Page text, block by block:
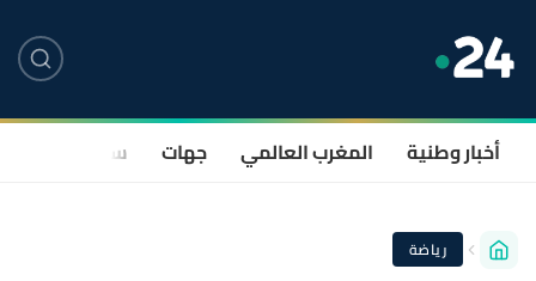
أخبار وطنية المغرب العالمي جهات سياسة
رياضة